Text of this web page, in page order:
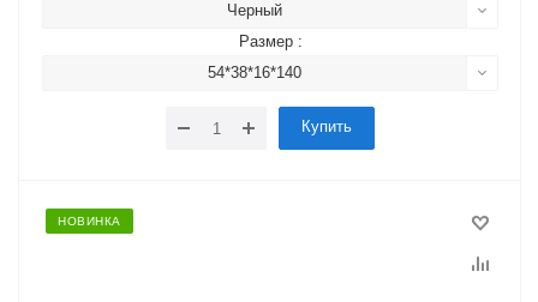
Черный
Размер :
54*38*16*140
Купить
НОВИНКА